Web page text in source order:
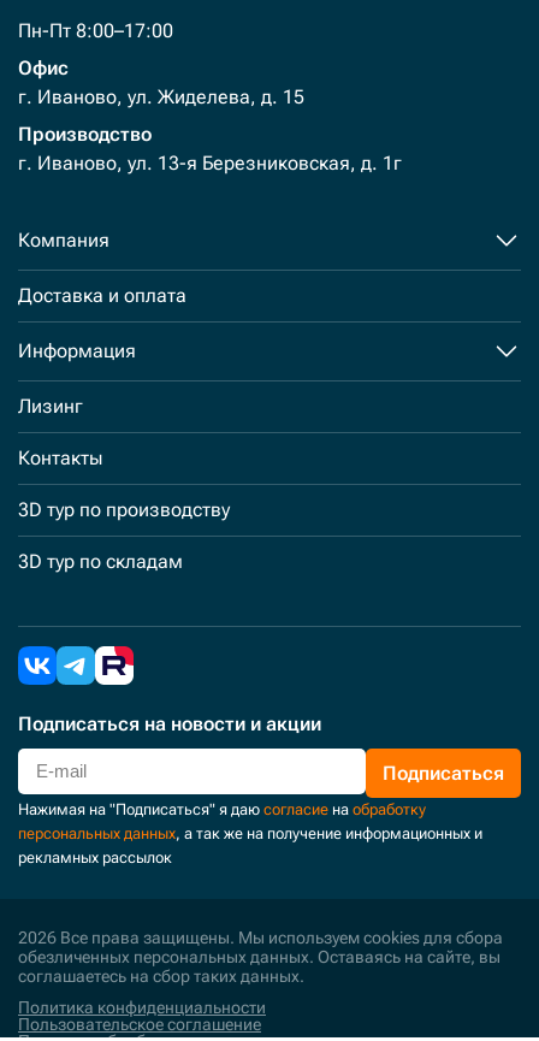
Пн-Пт 8:00–17:00
Офис
г. Иваново, ул. Жиделева, д. 15
Производство
г. Иваново, ул. 13-я Березниковская, д. 1г
Компания
Доставка и оплата
Информация
Лизинг
Контакты
3D тур по производству
3D тур по складам
Подписаться на новости и акции
Подписаться
Нажимая на "Подписаться" я даю согласие на обработку
персональных данных, а так же на получение информационных и
рекламных рассылок
2026 Все права защищены. Мы используем cookies для сбора
обезличенных персональных данных. Оставаясь на сайте, вы
соглашаетесь на сбор таких данных.
Политика конфиденциальности
Пользовательское соглашение